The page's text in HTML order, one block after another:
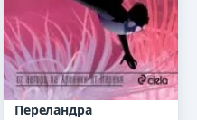
Переландра